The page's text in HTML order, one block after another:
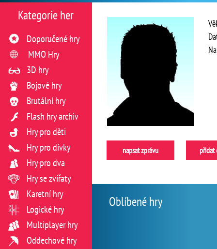
napsat zprávu přidat
Oblíbené hry
Kategorie her
Doporučené hry
MMO Hry
3D hry
Bojové hry
Brutální hry
Flash hry archiv
Hry pro děti
Hry pro dívky
Hry pro dva
Hry se zvířaty
Karetní hry
Logické hry
Multiplayer hry
Oddechové hry